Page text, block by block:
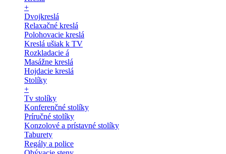
+
Dvojkreslá
Relaxačné kreslá
Polohovacie kreslá
Kreslá ušiak k TV
Rozkladacie á
Masážne kreslá
Hojdacie kreslá
Stolíky
+
Tv stolíky
Konferenčné stolíky
Príručné stolíky
Konzolové a prístavné stolíky
Taburety
Regály a police